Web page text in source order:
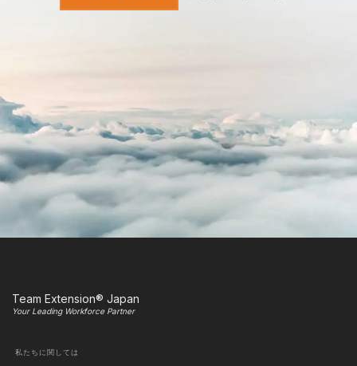
Team Extension® Japan
Your Leading Workforce Partner
私たちに関しては